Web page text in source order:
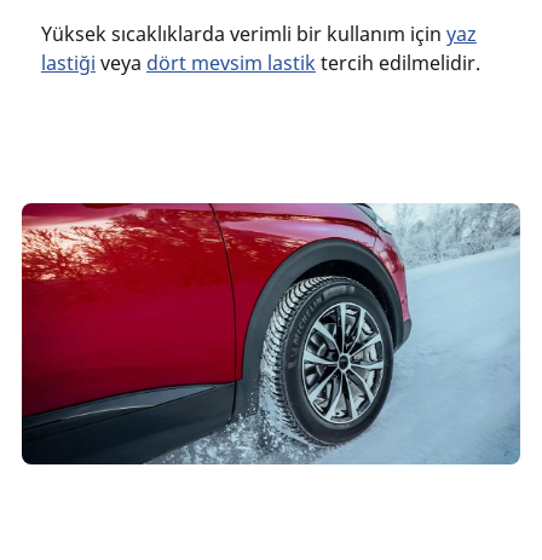
Yüksek sıcaklıklarda verimli bir kullanım için yaz
lastiği veya dört mevsim lastiktercih edilmelidir.